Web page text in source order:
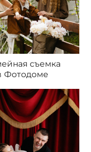
съемка
Фотодоме